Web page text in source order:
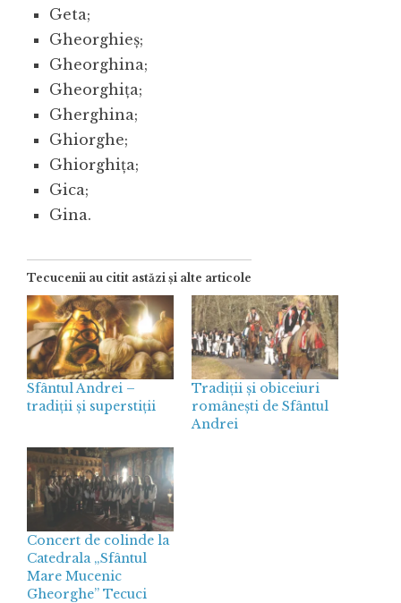
Geta;
Gheorghieș;
Gheorghina;
Gheorghița;
Gherghina;
Ghiorghe;
Ghiorghița;
Gica;
Gina.
Tecucenii au citit astăzi și alte articole
Sfântul Andrei –
tradiții și superstiții
Tradiții și obiceiuri
românești de Sfântul
Andrei
Concert de colinde la
Catedrala „Sfântul
Mare Mucenic
Gheorghe” Tecuci